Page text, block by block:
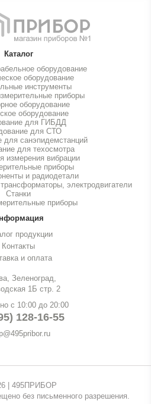
Каталог
оборудование
оборудование
инструменты
приборы
оборудование
оборудование
для ГИБДД
для СТО
для санэпидемстанций
для техосмотра
измерения вибрации
приборы
и радиодетали
электродвигатели
Станки
приборы
продукции
Контакты
и оплата
Зеленоград,
1Б стр. 2
с 10:00 до 20:00
128-16-55
| 495ПРИБОР
без письменного разрешения.